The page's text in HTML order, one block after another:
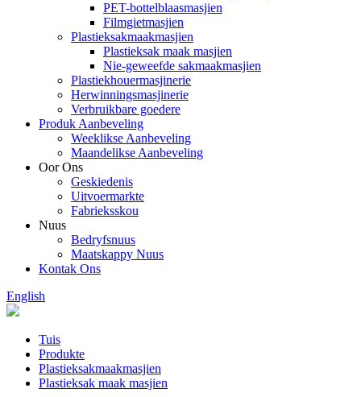
PET-bottelblaasmasjien
Filmgietmasjien
Plastieksakmaakmasjien
Plastieksak maak masjien
Nie-geweefde sakmaakmasjien
Plastiekhouermasjinerie
Herwinningsmasjinerie
Verbruikbare goedere
Produk Aanbeveling
Weeklikse Aanbeveling
Maandelikse Aanbeveling
Oor Ons
Geskiedenis
Uitvoermarkte
Fabrieksskou
Nuus
Bedryfsnuus
Maatskappy Nuus
Kontak Ons
English
Tuis
Produkte
Plastieksakmaakmasjien
Plastieksak maak masjien